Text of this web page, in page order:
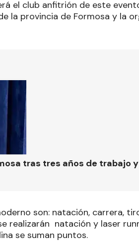
el club anfitrión de este
la provincia de Formosa y la
tras tres años de trabajo
son: natación, carrera,
realizarán natación y laser
se suman puntos.